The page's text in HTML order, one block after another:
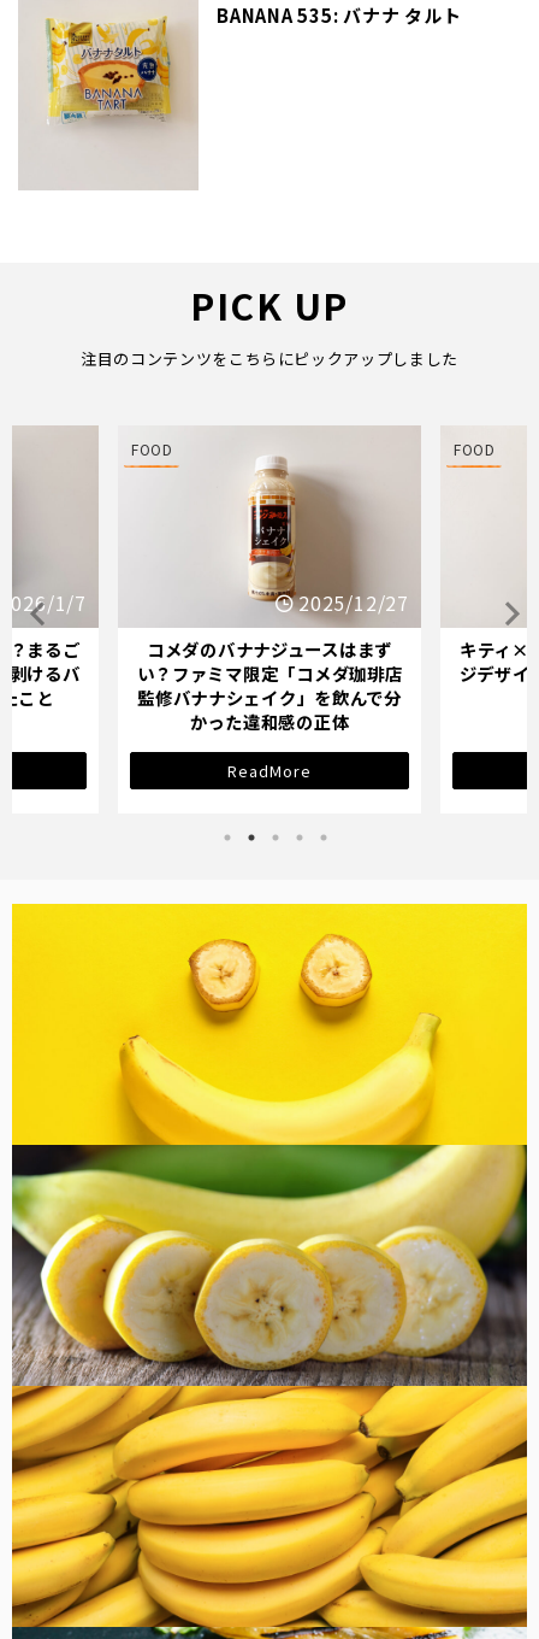
BANANA 535: バナナ タルト
PICK UP
注目のコンテンツをこちらにピックアップしました
2025/12/27
ースはまず
メダ珈琲店
を飲んで分
FOOD
2025/12/21
キティ×バナナミルクのパッケー
ジデザインが示す「学び直し」の
サインとは？
ReadMore
FOOD
オイ
てい
コラム
健康・美容